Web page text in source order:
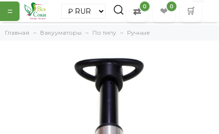
= ⇄ 0 ❤ 0 🛒
Главная Вакууматоры По типу Ручные